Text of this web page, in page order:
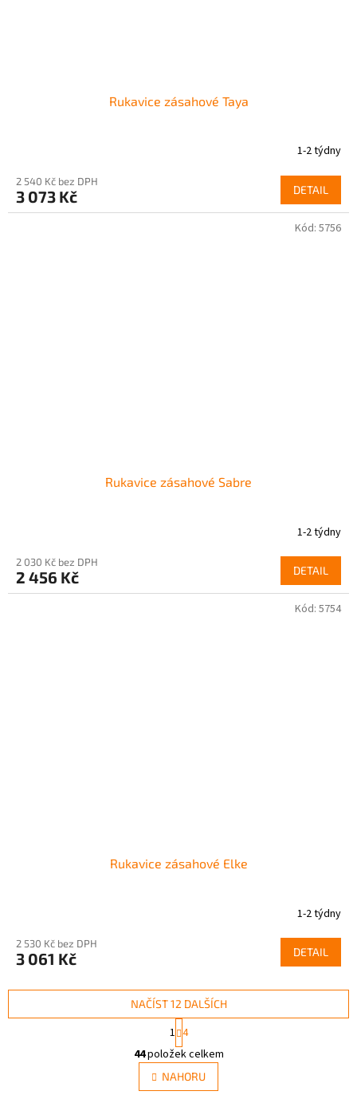
Rukavice zásahové Taya
1-2 týdny
2 540 Kč bez DPH
3 073 Kč DETAIL
Rukavice zásahové Sabre
1-2 týdny
2 030 Kč bez DPH
2 456 Kč DETAIL
Kód: 5756
Rukavice zásahové Elke
1-2 týdny
2 530 Kč bez DPH
3 061 Kč DETAIL
Kód: 5754
O
v
l
á
NAČÍST 12 DALŠÍCH
S
t
r
á
n
k
1 4
44položek celkem
NAHORU